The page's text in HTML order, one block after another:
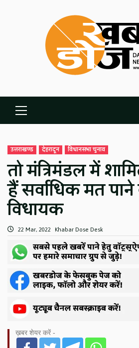
Primary
Menu
उत्तराखण्ड देहरादून विधानसभा चुनाव
तो मंत्रिमंडल में
हैं सर्वाधिक मत
विधायक
22 Mar, 2022 Khabar Dose Desk
ख़बर शेयर करें -